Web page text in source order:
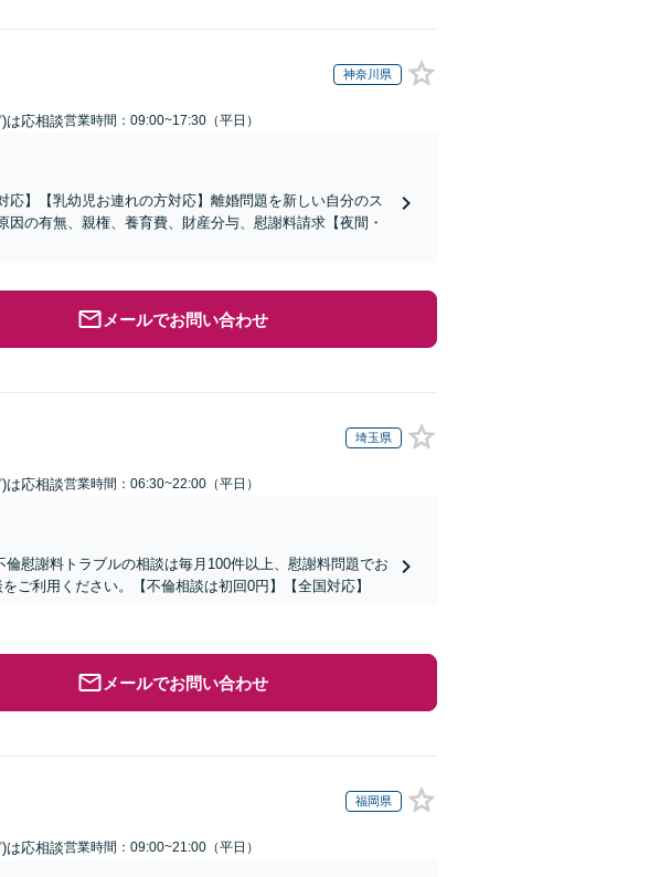
神奈川県
は応相談営業時間：09:00~17:30（平日）
応】【乳幼児お連れの方対応】離婚問題を新しい自分のス
の有無、親権、養育費、財産分与、慰謝料請求【夜間・
メールでお問い合わせ
埼玉県
は応相談営業時間：06:30~22:00（平日）
慰謝料トラブルの相談は毎月100件以上、慰謝料問題でお
ご利用ください。【不倫相談は初回0円】【全国対応】
メールでお問い合わせ
福岡県
は応相談営業時間：09:00~21:00（平日）